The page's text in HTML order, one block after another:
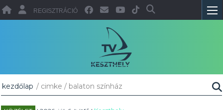
REGISZTRÁCIÓ
kezdőlap / cimke / balaton színház